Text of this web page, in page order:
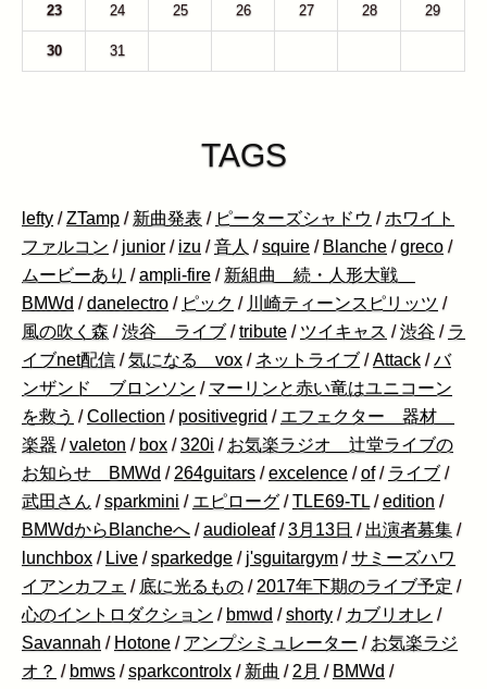
23 24 25 26 27 28 29
30 31
TAGS
lefty /ZTamp / 新曲発表 / ピーターズシャドウ / ホワイト
ファルコン / junior / izu /音人 /squire / Blanche /greco /
ムービーあり /ampli-fire / 新組曲 続・人形大戦
BMWd /danelectro / ピック / 川崎ティーンスピリッツ /
風の吹く森 /渋谷 ライブ /tribute / ツイキャス /渋谷 / ラ
イブnet配信 /気になる vox / ネットライブ /Attack /バ
ンザンド ブロンソン / マーリンと赤い竜はユニコーン
を救う /Collection / positivegrid / エフェクター 器材
楽器 /valeton / box /320i / お気楽ラジオ 辻堂ライブの
お知らせ BMWd / 264guitars /excelence /of / ライブ /
武田さん /sparkmini / エピローグ /TLE69-TL /edition /
BMWdからBlancheへ /audioleaf /3月13日 / 出演者募集 /
lunchbox / Live /sparkedge / j'sguitargym /サミーズハワ
イアンカフェ / 底に光るもの / 2017年下期のライブ予定 /
心のイントロダクション / bmwd /shorty / カブリオレ /
Savannah / Hotone / アンプシミュレーター / お気楽ラジ
オ？ / bmws /sparkcontrolx / 新曲 / 2月 / BMWd /